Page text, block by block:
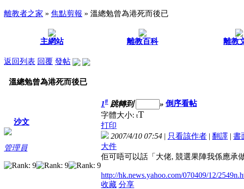
離教者之家 » 焦點剪報 » 溫總勉曾為港死而後已
主網站 離教百科 離教
返回列表 回覆 發帖
溫總勉曾為港死而後已
沙文
管理員
1# 跳轉到 » 倒序看帖
字體大小: tT
打印
2007/4/10 07:54 | 只看該作者 | 翻譯 | 書
大件
佢可唔可以話「大佬, 競選果陣我係應承
http://hk.news.yahoo.com/070409/12/
收藏 分享